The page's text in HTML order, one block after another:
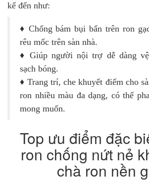
kể đến như:
♦ Chống bám bụi bẩn trên ron
rêu mốc trên sàn nhà.
♦ Giúp người nội trợ dễ dàng
sạch bóng.
♦ Trang trí, che khuyết điểm cho
ron nhiều màu đa dạng, có thể
mong muốn.
Top ưu điểm đặc
ron chống nứt nẻ
chà ron nền